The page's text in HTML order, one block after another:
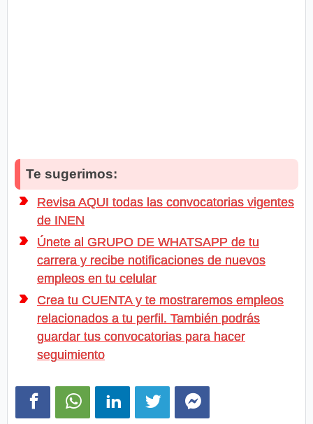
Te sugerimos:
Revisa AQUI todas las convocatorias vigentes
de INEN
Únete al GRUPO DE WHATSAPP de tu
carrera y recibe notificaciones de nuevos
empleos en tu celular
Crea tu CUENTA y te mostraremos empleos
relacionados a tu perfil. También podrás
guardar tus convocatorias para hacer
seguimiento